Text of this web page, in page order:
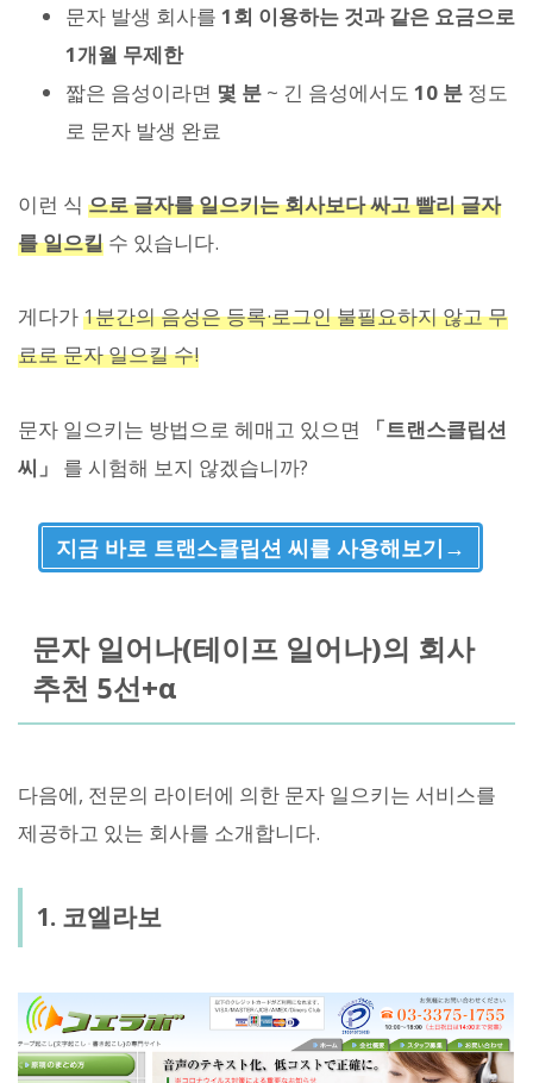
문자 발생 회사를 1회 이용하는 것과 같은 요금으로
1개월 무제한
짧은 음성이라면 몇 분 ~ 긴 음성에서도 10 분 정도
로 문자 발생 완료
이런 식 으로 글자를 일으키는 회사보다 싸고 빨리 글자
를 일으킬 수 있습니다.
게다가1분간의 음성은 등록·로그인 불필요하지 않고 무
료로 문자 일으킬 수!
문자 일으키는 방법으로 헤매고 있으면
「트랜스클립션
씨」
를 시험해 보지 않겠습니까?
지금 바로 트랜스클립션 씨를 사용해보기→
문자 일어나(테이프 일어나)의 회사
추천 5선+α
다음에, 전문의 라이터에 의한 문자 일으키는 서비스를
제공하고 있는 회사를 소개합니다.
1. 코엘라보